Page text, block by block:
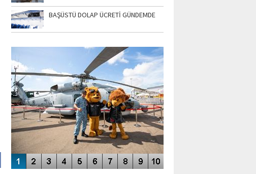
BAŞÜSTÜ DOLAP ÜCRETİ GÜNDEMDE
SİNGAPUR AIRSHOW-2020